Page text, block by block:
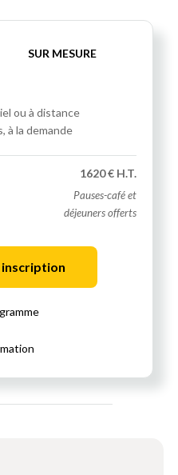
SUR MESURE
ou à distance
à la demande
1620 € H.T.
Pauses-café et
déjeuners offerts
inscription